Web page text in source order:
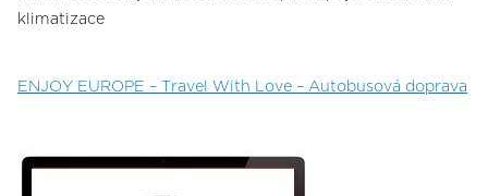
klimatizace
ENJOY EUROPE – Travel With Love – Autobusová doprava